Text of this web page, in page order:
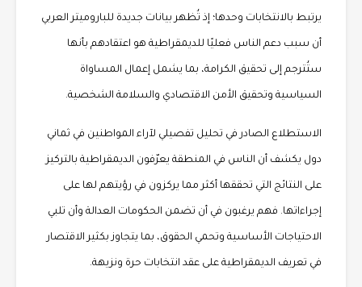
يرتبط بالانتخابات وحدها؛ إذ تُظهر بيانات جديدة للباروميتر العربي
أن سبب دعم الناس فعليًا للديمقراطية هو اعتقادهم بأنها
ستُترجم إلى تحقيق الكرامة، بما يشمل إعمال المساواة
السياسية وتحقيق الأمن الاقتصادي والسلامة الشخصية.
الاستطلاع الصادر في تحليل تفصيلي لآراء المواطنين في ثماني
دول يكشف أن الناس في المنطقة يعرّفون الديمقراطية بالتركيز
على النتائج التي تحققها أكثر مما يركزون في رؤيتهم لها على
إجراءاتها. فهم يرغبون في أن تضمن الحكومات العدالة وأن تلبي
الاحتياجات الأساسية وتحمي الحقوق، بما يتجاوز بكثير الاقتصار
في تعريف الديمقراطية على عقد انتخابات حرة ونزيهة.